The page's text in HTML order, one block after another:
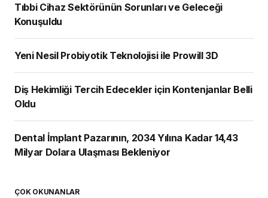
Tıbbi Cihaz Sektörünün Sorunları ve Geleceği
Konuşuldu
Yeni Nesil Probiyotik Teknolojisi ile Prowill 3D
Diş Hekimliği Tercih Edecekler için Kontenjanlar Belli
Oldu
Dental İmplant Pazarının, 2034 Yılına Kadar 14,43
Milyar Dolara Ulaşması Bekleniyor
ÇOK OKUNANLAR